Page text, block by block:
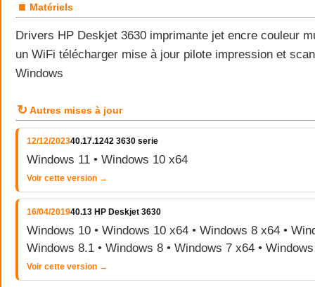
■ Matériels
Drivers HP Deskjet 3630 imprimante jet encre couleur
un WiFi télécharger mise à jour pilote impression et
Windows
↻ Autres mises à jour
12/12/202340.17.1242 3630 serie
Windows 11 • Windows 10 x64
Voir cette version →
16/04/201940.13 HP Deskjet 3630
Windows 10 • Windows 10 x64 • Windows 8 x64 •
Windows 8.1 • Windows 8 • Windows 7 x64 •
Voir cette version →